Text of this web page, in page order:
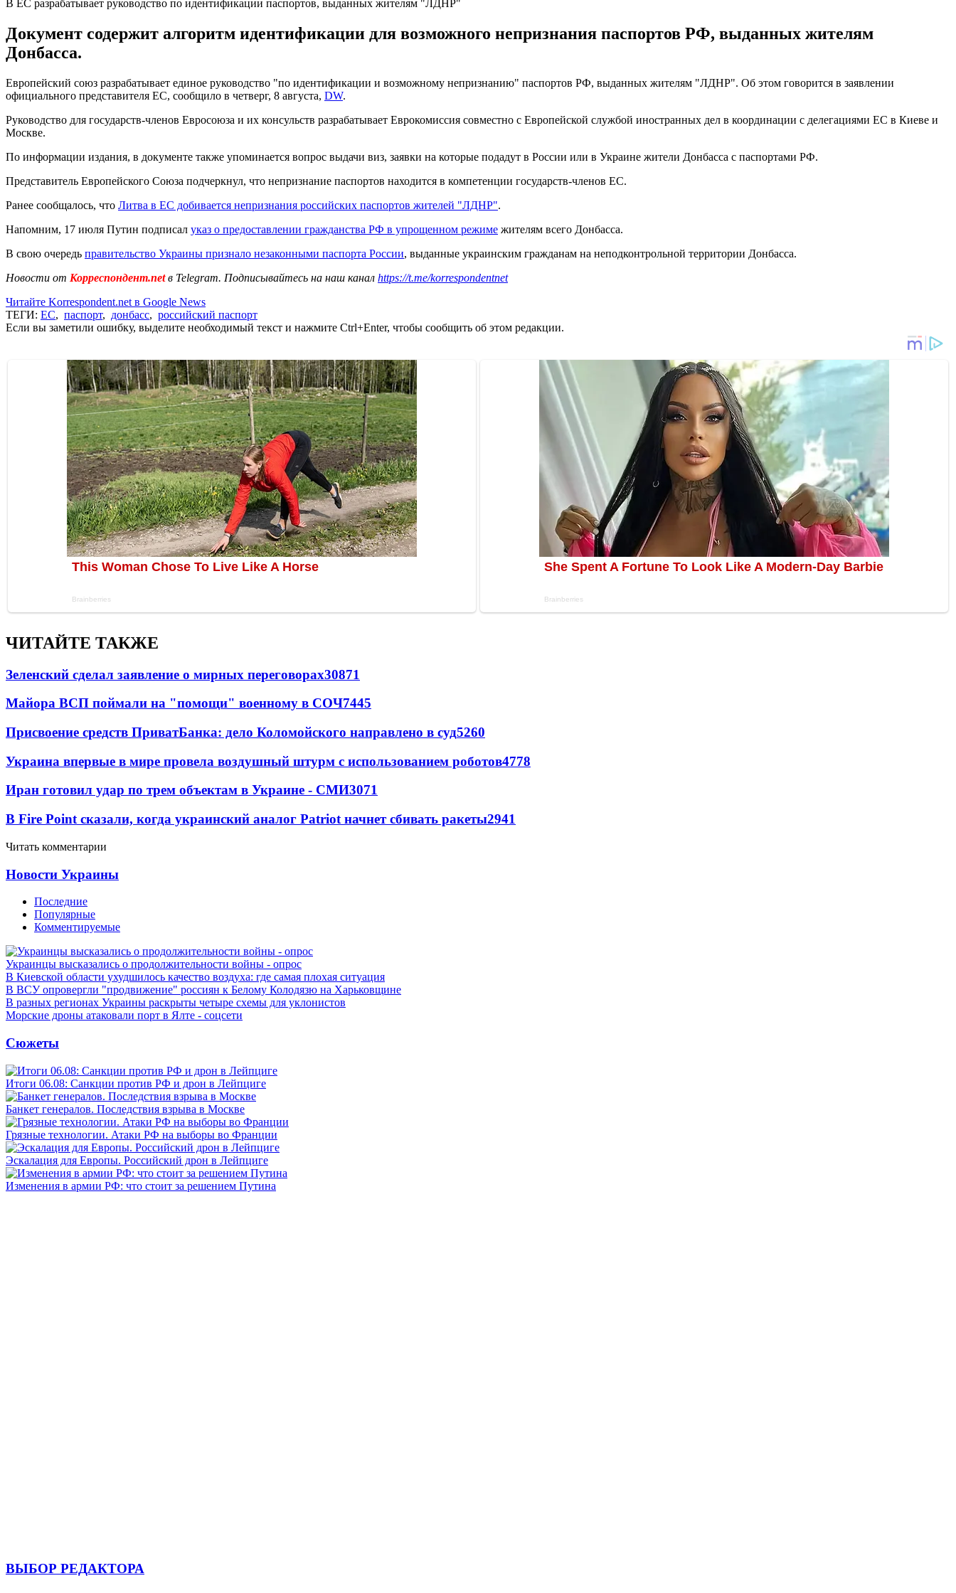
В ЕС разрабатывает руководство по идентификации паспортов, выданных жителям "ЛДНР"
Документ содержит алгоритм идентификации для возможного непризнания паспортов РФ, выданных жителям
Донбасса.
Европейский союз разрабатывает единое руководство "по идентификации и возможному непризнанию" паспортов РФ, выданных жителям "ЛДНР". Об этом говорится в заявлении
официального представителя ЕС, сообщило в четверг, 8 августа, DW.
Руководство для государств-членов Евросоюза и их консульств разрабатывает Еврокомиссия совместно с Европейской службой иностранных дел в координации с делегациями ЕС в Киеве и
Москве.
По информации издания, в документе также упоминается вопрос выдачи виз, заявки на которые подадут в России или в Украине жители Донбасса с паспортами РФ.
Представитель Европейского Союза подчеркнул, что непризнание паспортов находится в компетенции государств-членов ЕС.
Ранее сообщалось, что Литва в ЕС добивается непризнания российских паспортов жителей "ЛДНР".
Напомним, 17 июля Путин подписал указ о предоставлении гражданства РФ в упрощенном режиме жителям всего Донбасса.
В свою очередь правительство Украины признало незаконными паспорта России, выданные украинским гражданам на неподконтрольной территории Донбасса.
Новости от Корреспондент.netв Telegram. Подписывайтесь на наш канал https://t.me/korrespondentnet
Читайте Korrespondent.net в Google News
ТЕГИ: ЕС, паспорт, донбасс, российский паспорт
Если вы заметили ошибку, выделите необходимый текст и нажмите Ctrl+Enter, чтобы сообщить об этом редакции.
ЧИТАЙТЕ ТАКЖЕ
Зеленский сделал заявление о мирных переговорах30871
Майора ВСП поймали на "помощи" военному в СОЧ7445
Присвоение средств ПриватБанка: дело Коломойского направлено в суд5260
Украина впервые в мире провела воздушный штурм с использованием роботов4778
Иран готовил удар по трем объектам в Украине - СМИ3071
В Fire Point сказали, когда украинский аналог Patriot начнет сбивать ракеты2941
Читать комментарии
Новости Украины
Последние
Популярные
Комментируемые
Украинцы высказались о продолжительности войны - опрос
В Киевской области ухудшилось качество воздуха: где самая плохая ситуация
В ВСУ опровергли "продвижение" россиян к Белому Колодязю на Харьковщине
В разных регионах Украины раскрыты четыре схемы для уклонистов
Морские дроны атаковали порт в Ялте - соцсети
Сюжеты
Итоги 06.08: Санкции против РФ и дрон в Лейпциге
Банкет генералов. Последствия взрыва в Москве
Грязные технологии. Атаки РФ на выборы во Франции
Эскалация для Европы. Российский дрон в Лейпциге
Изменения в армии РФ: что стоит за решением Путина
ВЫБОР РЕДАКТОРА